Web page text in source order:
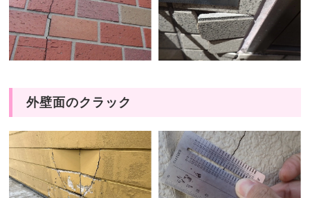
外壁面のクラック